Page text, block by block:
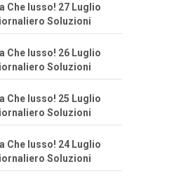
Che lusso! 27 Luglio
Soluzioni
Che lusso! 26 Luglio
Soluzioni
Che lusso! 25 Luglio
Soluzioni
Che lusso! 24 Luglio
Soluzioni